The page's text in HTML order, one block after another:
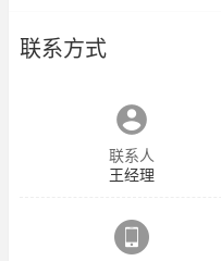
联系方式
联系人
王经理